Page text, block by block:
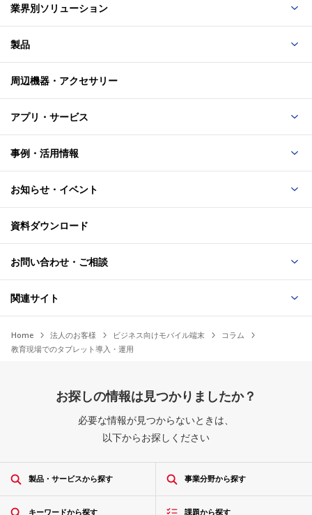
業界別ソリューション
製品
周辺機器・アクセサリー
アプリ・サービス
事例・活用情報
お知らせ・イベント
資料ダウンロード
お問い合わせ・ご相談
関連サイト
Home 法人のお客様 ビジネス向けモバイル端末
コラム
教育現場でのタブレット導入・運用
お探しの情報は見つかりましたか？
必要な情報が見つからないときは、
以下からお探しください
製品・サービスから探す 事業分野から探す
キーワードから探す 課題から探す